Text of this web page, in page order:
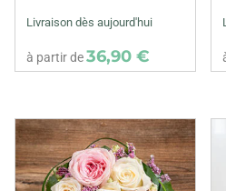
Livraison dès aujourd'hui
à partir de36,90 €